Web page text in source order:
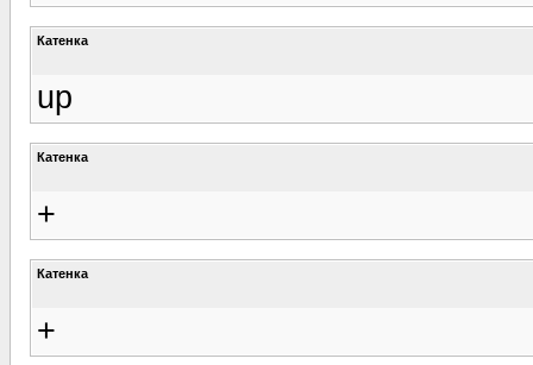
Катенка
up
Катенка
+
Катенка
+